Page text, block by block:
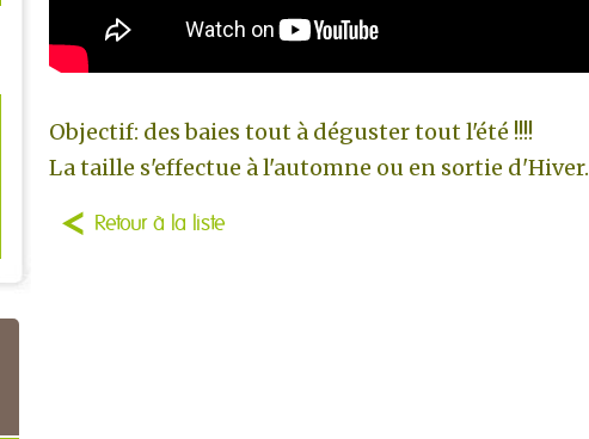
Objectif: des baies tout à déguster tout l'été !!!!
La taille s'effectue à l'automne ou en sortie d'Hiver.
Retour à la liste